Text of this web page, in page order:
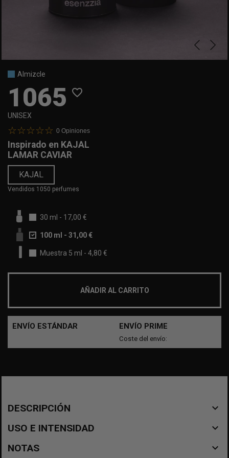
Almizcle
1065 favorite_border
UNISEX
0 Opiniones
Inspirado en KAJAL
LAMAR CAVIAR
KAJAL
Vendidos 1050 perfumes
30 ml - 17,00 €
100 ml - 31,00 €
Muestra 5 ml - 4,80 €
AÑADIR AL CARRITO
ENVÍO ESTÁNDAR ENVÍO PRIME
Coste del envío:
DESCRIPCIÓN navigate_before
USO E INTENSIDAD navigate_before
NOTAS navigate_before